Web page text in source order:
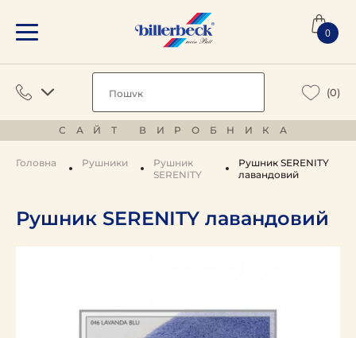
0
(0)
САЙТ ВИРОБНИКА
Головна Рушники
Pушник
SERENITY
Рушник SERENITY
лавандовий
Рушник SERENITY лавандовий